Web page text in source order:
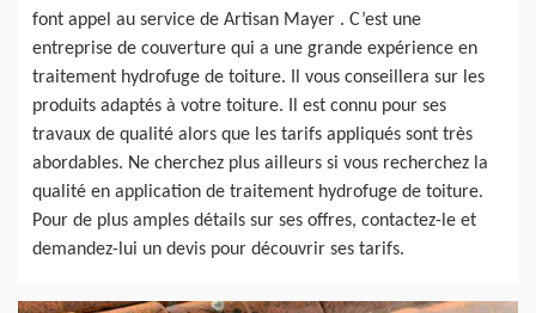
font appel au service de Artisan Mayer . C’est une
entreprise de couverture qui a une grande expérience en
traitement hydrofuge de toiture. Il vous conseillera sur les
produits adaptés à votre toiture. Il est connu pour ses
travaux de qualité alors que les tarifs appliqués sont très
abordables. Ne cherchez plus ailleurs si vous recherchez la
qualité en application de traitement hydrofuge de toiture.
Pour de plus amples détails sur ses offres, contactez-le et
demandez-lui un devis pour découvrir ses tarifs.